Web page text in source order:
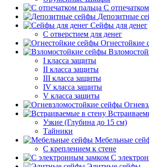
С
Депозитные
Сейфы для денег
С отверстием для денег
Огнестойкие
I класса защиты
II класса защиты
III класса защиты
IV класса защиты
V класса защиты
Узкие (Глубина до 15 см)
Тайники
Мебельные
С креплением к стене
С